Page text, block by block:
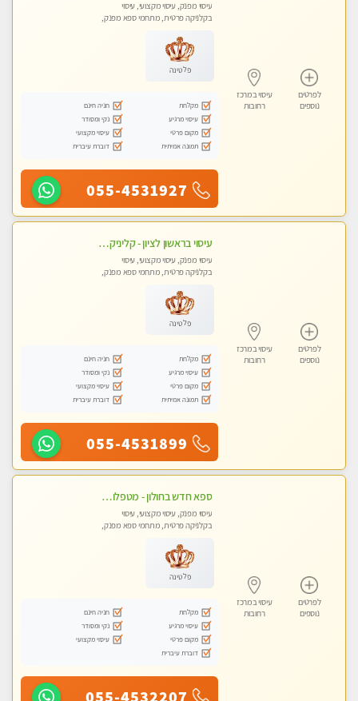
לפרטים
נוספים
עיסוי במרכז
רחובות
עיסוי מפנק, עיסוי מקצועי, עיסוי
בקלניקה פרטית, מתחמי ספא מפנק,
פלטינה
מקלחת
חניה חינם
עיסוי מרגיע
נקי ומסודר
מקום פרטי
עיסוי מקצועי
תמונה אמיתית
דוברת עיברית
055-4531927
לפרטים
נוספים
עיסוי במרכז
רחובות
עיסוי בראשון לציון - קליניקה פרטית עיסוי קסום איכותי ומרגיע מידי זהב עיסוי שבדי קלאסי ורפלקסולוגיה שרות מקצועי טל- 052-4818650
עיסוי מפנק, עיסוי מקצועי, עיסוי
בקלניקה פרטית, מתחמי ספא מפנק,
פלטינה
מקלחת
חניה חינם
עיסוי מרגיע
נקי ומסודר
מקום פרטי
עיסוי מקצועי
תמונה אמיתית
דוברת עיברית
055-4531899
לפרטים
נוספים
עיסוי במרכז
רחובות
ספא חדש בחולון - מטפלות מקצועיות ברמה גבוהה מומלץ מאוד !!! . . highly recommended..new in the city -אין פרטים נוספים במקום -ללא מין !!
עיסוי מפנק, עיסוי מקצועי, עיסוי
בקלניקה פרטית, מתחמי ספא מפנק,
פלטינה
מקלחת
חניה חינם
עיסוי מרגיע
נקי ומסודר
מקום פרטי
עיסוי מקצועי
דוברת עיברית
055-4532207